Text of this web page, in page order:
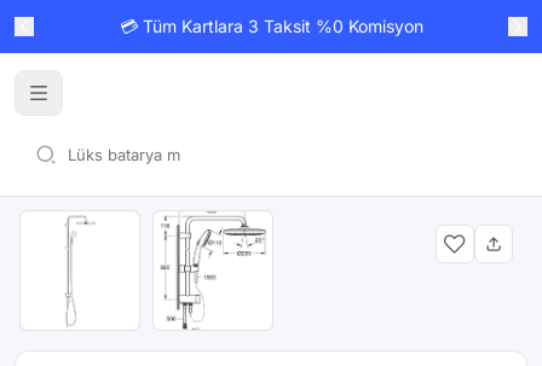
💳 Tüm Kartlara 3 Taksit %0 Komisyon